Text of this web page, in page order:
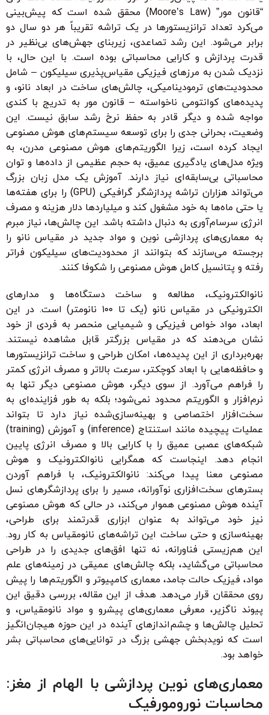
“قانون مور” (Moore’s Law) محقق شده است که پیش‌بینی
می‌کرد تعداد ترانزیستورها در یک تراشه تقریباً هر دو سال دو
برابر می‌شود. این رشد تصاعدی، زیربنای جهش‌های بی‌نظیر در
قدرت پردازش و کارایی محاسباتی بوده است. با این حال، با
نزدیک شدن به مرزهای فیزیکی مقیاس‌پذیری سیلیکون – شامل
محدودیت‌های ترمودینامیکی، چالش‌های ساخت در ابعاد نانو، و
پدیده‌های کوانتومی ناخواسته – قانون مور به تدریج با کندی
مواجه شده و دیگر قادر به حفظ نرخ رشد سابق نیست. این
وضعیت، بحرانی جدی را برای توسعه سیستم‌های هوش مصنوعی
ایجاد کرده است، زیرا الگوریتم‌های هوش مصنوعی مدرن، به
ویژه مدل‌های یادگیری عمیق، به حجم عظیمی از داده‌ها و توان
محاسباتی بی‌سابقه‌ای نیاز دارند. آموزش یک مدل زبان بزرگ
می‌تواند هزاران تراشه پردازشگر گرافیکی (GPU) را برای هفته‌ها
یا حتی ماه‌ها به خود مشغول کند و میلیاردها دلار هزینه و مصرف
انرژی سرسام‌آوری به دنبال داشته باشد. این چالش‌ها، نیاز مبرم
به معماری‌های پردازشی نوین و مواد جدید در مقیاس نانو را
برجسته می‌سازند که بتوانند از محدودیت‌های سیلیکون فراتر
رفته و پتانسیل کامل هوش مصنوعی را شکوفا کنند.
نانوالکترونیک، مطالعه و ساخت دستگاه‌ها و مدارهای
الکترونیکی در مقیاس نانو (یک تا ۱۰۰ نانومتر) است. در این
ابعاد، مواد خواص فیزیکی و شیمیایی منحصر به فردی از خود
نشان می‌دهند که در مقیاس بزرگتر قابل مشاهده نیستند.
بهره‌برداری از این پدیده‌ها، امکان طراحی و ساخت ترانزیستورها
و حافظه‌هایی با ابعاد کوچکتر، سرعت بالاتر و مصرف انرژی کمتر
را فراهم می‌آورد. از سوی دیگر، هوش مصنوعی دیگر تنها به
نرم‌افزار و الگوریتم محدود نمی‌شود؛ بلکه به طور فزاینده‌ای به
سخت‌افزار اختصاصی و بهینه‌سازی‌شده نیاز دارد تا بتواند
عملیات پیچیده مانند استنتاج (inference) و آموزش (training)
شبکه‌های عصبی عمیق را با کارایی بالا و مصرف انرژی پایین
انجام دهد. اینجاست که همگرایی نانوالکترونیک و هوش
مصنوعی معنا پیدا می‌کند: نانوالکترونیک، با فراهم آوردن
بسترهای سخت‌افزاری نوآورانه، مسیر را برای پردازشگرهای نسل
آینده هوش مصنوعی هموار می‌کند، در حالی که هوش مصنوعی
نیز خود می‌تواند به عنوان ابزاری قدرتمند برای طراحی،
بهینه‌سازی و حتی ساخت این تراشه‌های نانومقیاس به کار رود.
این هم‌زیستی فناورانه، نه تنها افق‌های جدیدی را در طراحی
محاسباتی می‌گشاید، بلکه چالش‌های عمیقی در زمینه‌های علم
مواد، فیزیک حالت جامد، معماری کامپیوتر و الگوریتم‌ها را پیش
روی محققان قرار می‌دهد. هدف از این مقاله، بررسی دقیق این
پیوند ناگزیر، معرفی معماری‌های پیشرو و مواد نانومقیاس، و
تحلیل چالش‌ها و چشم‌اندازهای آینده در این حوزه هیجان‌انگیز
است که نویدبخش جهشی بزرگ در توانایی‌های محاسباتی بشر
خواهد بود.
معماری‌های نوین پردازشی با الهام از مغز:
محاسبات نورومورفیک